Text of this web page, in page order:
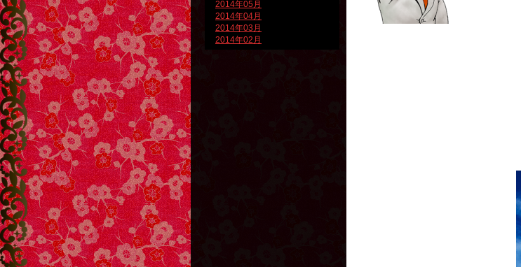
2014年05月
2014年04月
2014年03月
2014年02月